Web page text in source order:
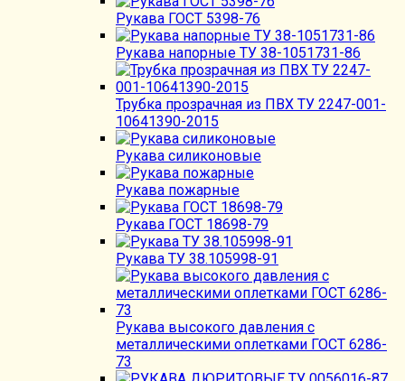
Рукава ГОСТ 5398-76
Рукава напорные ТУ 38-1051731-86
Трубка прозрачная из ПВХ ТУ 2247-001-
10641390-2015
Рукава силиконовые
Рукава пожарные
Рукава ГОСТ 18698-79
Рукава ТУ 38.105998-91
Рукава высокого давления с
металлическими оплетками ГОСТ 6286-
73